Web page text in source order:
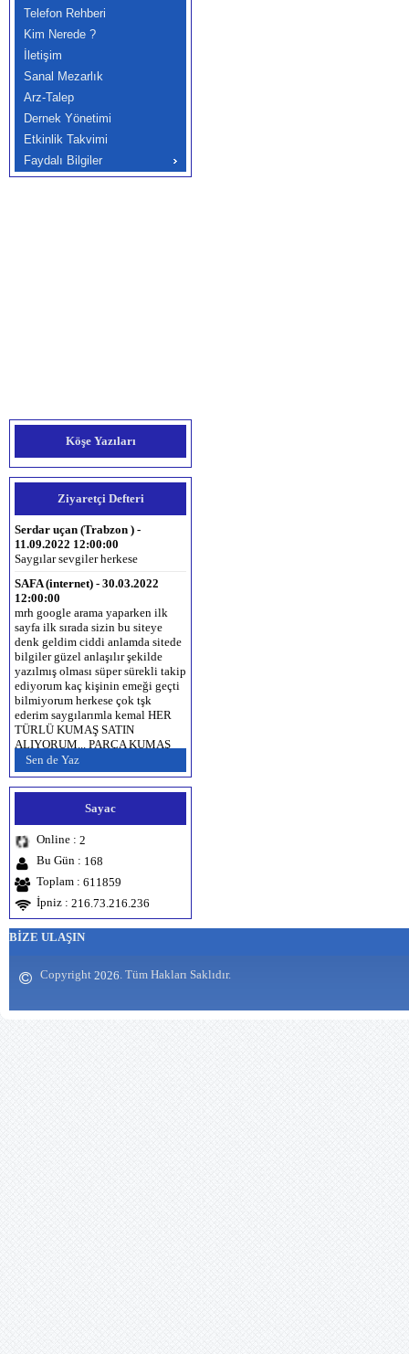
Telefon Rehberi
Kim Nerede ?
İletişim
Sanal Mezarlık
Arz-Talep
Dernek Yönetimi
Etkinlik Takvimi
Faydalı Bilgiler
Köşe Yazıları
Ziyaretçi Defteri
Ercan zengin (İstanbul ) -
Güzel site calışma görünüm çok
iyi basarılar
http://www.beykentcilingir.net
Serdar uçan (Trabzon ) -
11.09.2022 12:00:00
Saygılar sevgiler herkese
SAFA (internet) - 30.03.2022
12:00:00
mrh google arama yaparken ilk
sayfa ilk sırada sizin bu siteye
denk geldim ciddi anlamda sitede
bilgiler güzel anlaşılır şekilde
yazılmış olması süper sürekli takip
ediyorum kaç kişinin emeği geçti
bilmiyorum herkese çok tşk
ederim saygılarımla kemal HER
TÜRLÜ KUMAŞ SATIN
ALIYORUM... PARÇA KUMAŞ
SATIN ALINIR... İPLİK SATIN
ALINIR... www.kumas.org
www.kumaş.com.tr www.kumaş.net
www.partikumas.com 0536 336 43
Esra erhan (Antalya) -
28.12.2019 12:00:00
Sevdigim cocuk Erzurumlu ne
dediginin anlamina baktim
zhdgshhwbd Erzurum‘a selam
olsun
Hamza Şahin (mardin) -
13.09.2019 12:00:00
emeğinize sağlık
Sen de Yaz
Sayac
Online : 2
Bu Gün : 168
Toplam : 611859
İpniz : 216.73.216.236
BİZE ULAŞIN
Copyright 2026 . Tüm Hakları Saklıdır.